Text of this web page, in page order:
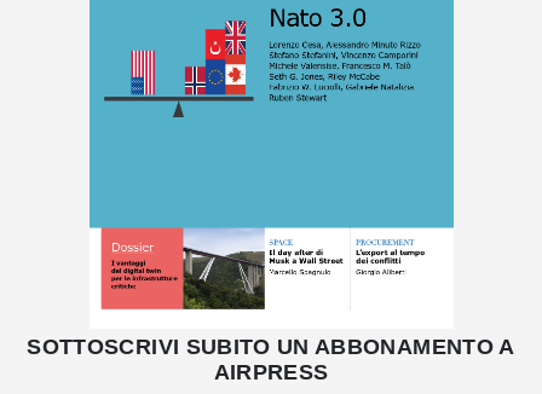
SOTTOSCRIVI SUBITO UN ABBONAMENTO A
AIRPRESS